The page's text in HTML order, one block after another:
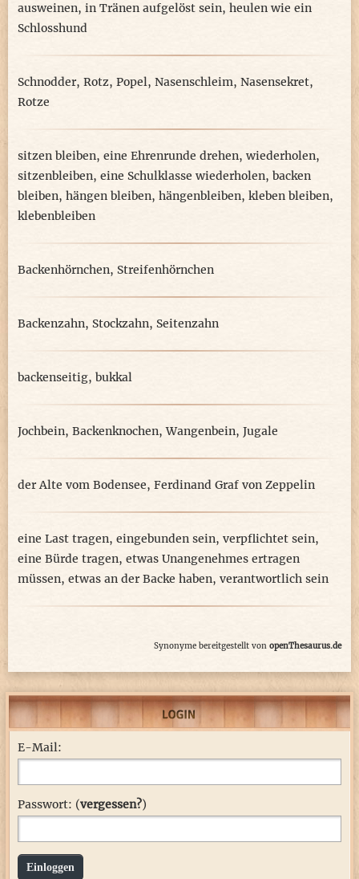
ausweinen, in Tränen aufgelöst sein, heulen wie ein
Schlosshund
Schnodder, Rotz, Popel, Nasenschleim, Nasensekret,
Rotze
sitzen bleiben, eine Ehrenrunde drehen, wiederholen,
sitzenbleiben, eine Schulklasse wiederholen, backen
bleiben, hängen bleiben, hängenbleiben, kleben bleiben,
klebenbleiben
Backenhörnchen, Streifenhörnchen
Backenzahn, Stockzahn, Seitenzahn
backenseitig, bukkal
Jochbein, Backenknochen,Wangenbein, Jugale
der Alte vom Bodensee, Ferdinand Graf von Zeppelin
eine Last tragen, eingebunden sein, verpflichtet sein,
eine Bürde tragen, etwas Unangenehmes ertragen
müssen, etwas an der Backe haben, verantwortlich sein
Synonyme bereitgestellt von openThesaurus.de
E-Mail:
Passwort: (vergessen?)
Einloggen